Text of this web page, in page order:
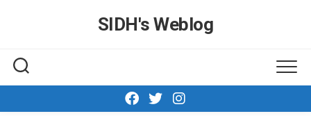
SIDH′s Weblog